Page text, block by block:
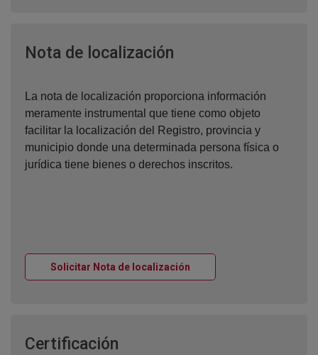
Nota de localización
La nota de localización proporciona información
meramente instrumental que tiene como objeto
facilitar la localización del Registro, provincia y
municipio donde una determinada persona física o
jurídica tiene bienes o derechos inscritos.
Solicitar Nota de localización
Certificación